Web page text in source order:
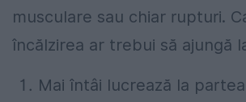
musculare sau chiar rupturi.
încălzirea ar trebui să ajungă
Mai întâi lucrează la